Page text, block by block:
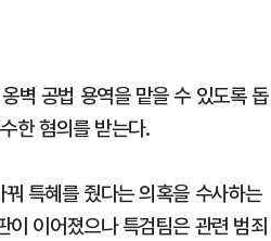
벽 공법 용역을 맡을 수 있도록 돕
한 혐의를 받는다.
특혜를 줬다는 의혹을 수사하는
이어졌으나 특검팀은 관련 범죄